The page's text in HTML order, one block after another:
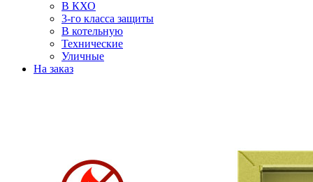
В КХО
3-го класса защиты
В котельную
Технические
Уличные
На заказ